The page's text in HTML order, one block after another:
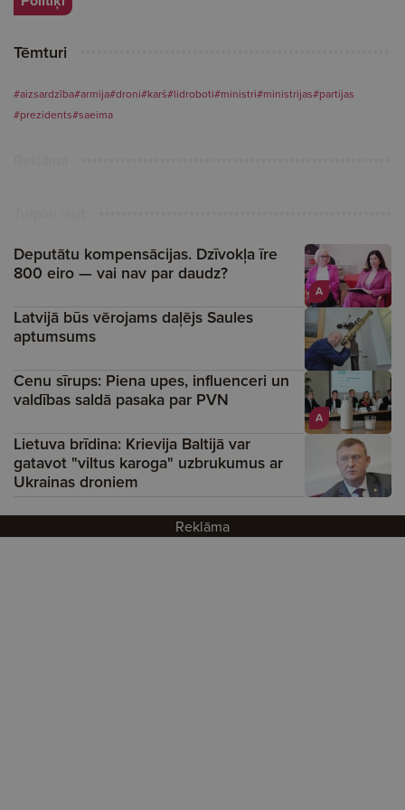
Tēmturi
#aizsardzība#armija#droni#karš#lidroboti#ministri#ministrijas#partijas
#prezidents#saeima
A
Deputātu kompensācijas. Dzīvokļa īre
800 eiro — vai nav par daudz?
Latvijā būs vērojams daļējs Saules
aptumsums
A
Cenu sīrups: Piena upes, influenceri un
valdības saldā pasaka par PVN
Lietuva brīdina: Krievija Baltijā var
gatavot "viltus karoga" uzbrukumus ar
Ukrainas droniem
Reklāma